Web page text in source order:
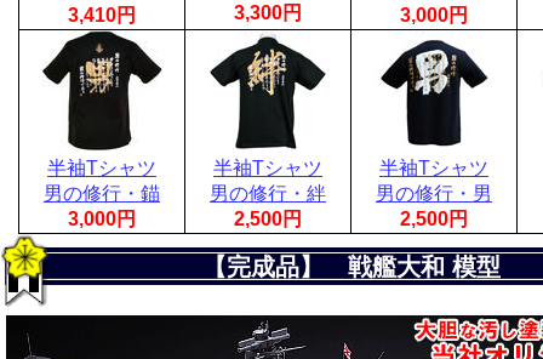
3,410円 3,300円 3,000円
半袖Tシャツ
男の修行・錨
3,000円
半袖Tシャツ
男の修行・絆
2,500円
半袖Tシャツ
男の修行・男
2,500円
【完成品】 戦艦大和 模型